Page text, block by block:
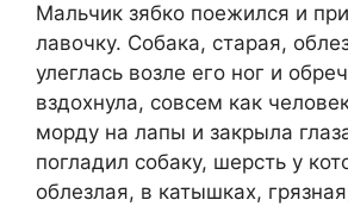
Мальчик зябко поежился и
лавочку. Собака, старая,
улеглась возле его ног и
вздохнула, совсем как
морду на лапы и закрыла
погладил собаку, шерсть у
облезлая, в катышках,